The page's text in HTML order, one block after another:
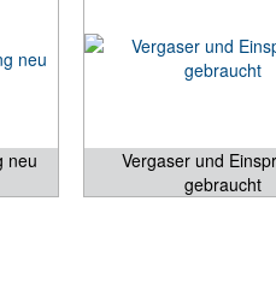
neu
Vergaser und
gebraucht